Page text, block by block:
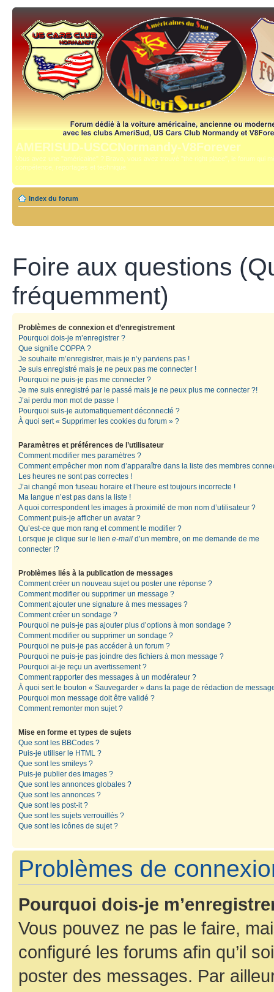
AMERISUD-USCCNormandy-V8Forever
Vous avez une "américaine" ? Bravo, vous avez trouvé "the right place", le forum qui
compétence, reportages et technique.
Index du forum
Foire aux questions
fréquemment)
Problèmes de connexion et d’enregistrement
Pourquoi dois-je m’enregistrer ?
Que signifie COPPA ?
Je souhaite m’enregistrer, mais je n’y parviens pas !
Je suis enregistré mais je ne peux pas me connecter !
Pourquoi ne puis-je pas me connecter ?
Je me suis enregistré par le passé mais je ne peux plus me connecter ?!
J’ai perdu mon mot de passe !
Pourquoi suis-je automatiquement déconnecté ?
À quoi sert « Supprimer les cookies du forum » ?
Paramètres et préférences de l’utilisateur
Comment modifier mes paramètres ?
Comment empêcher mon nom d’apparaître dans la liste des membres
Les heures ne sont pas correctes !
J’ai changé mon fuseau horaire et l’heure est toujours incorrecte !
Ma langue n’est pas dans la liste !
A quoi correspondent les images à proximité de mon nom d’utilisateur ?
Comment puis-je afficher un avatar ?
Qu’est-ce que mon rang et comment le modifier ?
Lorsque je clique sur le lien e-mail d’un membre, on me demande de me
connecter !?
Problèmes liés à la publication de messages
Comment créer un nouveau sujet ou poster une réponse ?
Comment modifier ou supprimer un message ?
Comment ajouter une signature à mes messages ?
Comment créer un sondage ?
Pourquoi ne puis-je pas ajouter plus d’options à mon sondage ?
Comment modifier ou supprimer un sondage ?
Pourquoi ne puis-je pas accéder à un forum ?
Pourquoi ne puis-je pas joindre des fichiers à mon message ?
Pourquoi ai-je reçu un avertissement ?
Comment rapporter des messages à un modérateur ?
À quoi sert le bouton « Sauvegarder » dans la page de rédaction de
Pourquoi mon message doit être validé ?
Comment remonter mon sujet ?
Mise en forme et types de sujets
Que sont les BBCodes ?
Puis-je utiliser le HTML ?
Que sont les smileys ?
Puis-je publier des images ?
Que sont les annonces globales ?
Que sont les annonces ?
Que sont les post-it ?
Que sont les sujets verrouillés ?
Que sont les icônes de sujet ?
Problèmes de
Pourquoi dois-je
Vous pouvez ne pas le faire,
configuré les forums afin qu’il
poster des messages. Par